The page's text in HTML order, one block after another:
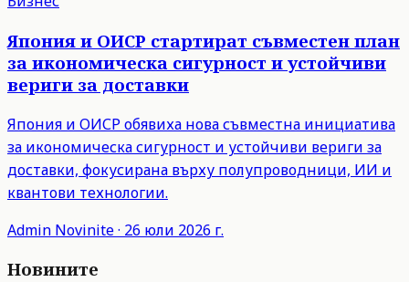
Япония и ОИСР стартират съвместен план
за икономическа сигурност и устойчиви
вериги за доставки
Япония и ОИСР обявиха нова съвместна инициатива
за икономическа сигурност и устойчиви вериги за
доставки, фокусирана върху полупроводници, ИИ и
квантови технологии.
Admin Novinite· 26 юли 2026 г.
Новините